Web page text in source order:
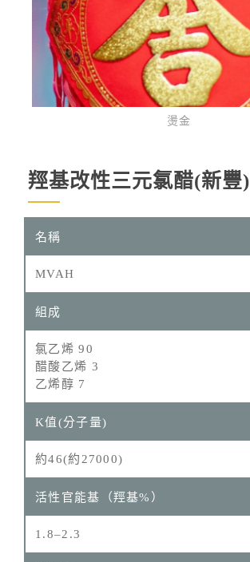
燙金
羥基改性三元氯醋(新豐)
MVAH
氯乙烯 90
醋酸乙烯 3
乙烯醇 7
約46(約27000)
1.8–2.3